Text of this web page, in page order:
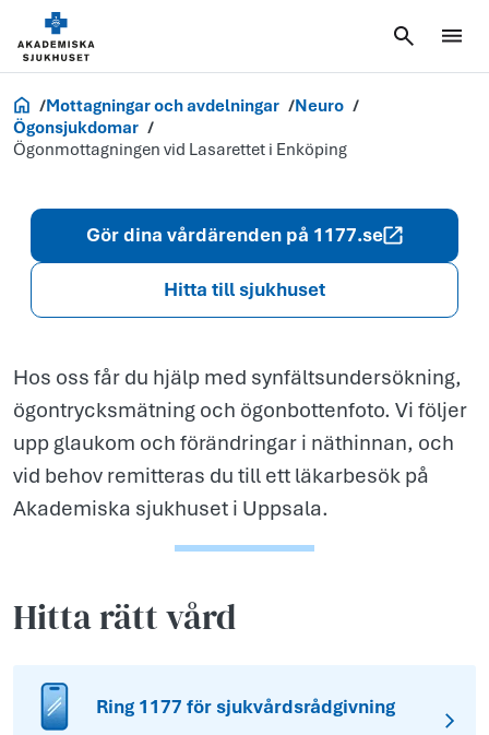
Akademiska.se
Mottagningar och avdelningar
Neuro
Ögonsjukdomar
Ögonmottagningen vid Lasarettet i Enköping
vid
Enköping
Gör dina vårdärenden på 1177.se
Hitta till sjukhuset
Hos oss får du hjälp med synfältsundersökning,
ögontrycksmätning och ögonbottenfoto. Vi följer
upp glaukom och förändringar i näthinnan, och
vid behov remitteras du till ett läkarbesök på
Akademiska sjukhuset i Uppsala.
Hitta rätt vård
Ring 1177 för sjukvårdsrådgivning